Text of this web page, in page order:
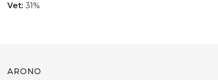
Vet: 31%
ARONO